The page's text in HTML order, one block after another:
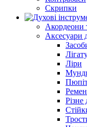
Скрипки
Акордеони
Аксесуари
Ліри
Різне